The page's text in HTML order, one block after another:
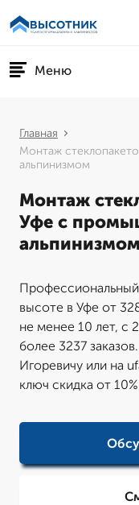
Меню
Главная
Монтаж
альпинизмом
Монтаж
Уфе с
альпинизмом
высоте в Уфе от
не менее 10 лет, с
более 3237
Игоревичу или на
ключ скидка от 10%